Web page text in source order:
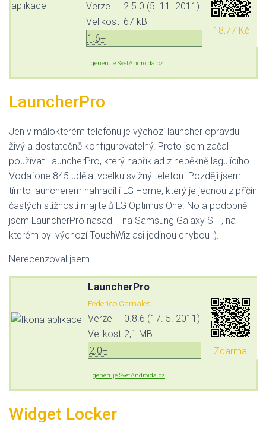
Verze
2.5.0 (5. 11. 2011)
Velikost 67 kB
1.6+
18,77 Kč
generuje SvetAndroida.cz
LauncherPro
Jen v málokterém telefonu je výchozí launcher opravdu
živý a dostatečně konfigurovatelný. Proto jsem začal
používat LauncherPro, který například z nepěkně lagujícího
Vodafone 845 udělal vcelku svižný telefon. Později jsem
tímto launcherem nahradil i LG Home, který je jednou z příčin
častých stížností majitelů LG Optimus One. No a podobně
jsem LauncherPro nasadil i na Samsung Galaxy S II, na
kterém byl výchozí TouchWiz asi jedinou chybou :).
Nerecenzoval jsem.
LauncherPro
Federico Carnales.
Verze
0.8.6 (17. 5. 2011)
Velikost 2,1 MB
2.0+
Zdarma
generuje SvetAndroida.cz
Widget Locker